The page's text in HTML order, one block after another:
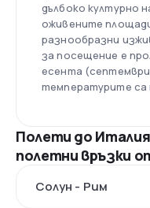
дълбоко културно
оживените
разнообразни
за посещение е
есента
температурите са
Полети до
полетни връзки
Солун - Рим